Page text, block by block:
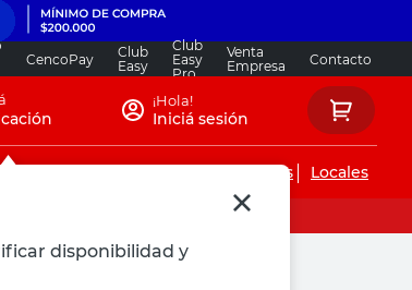
CencoPay
Club
Easy
Club
Easy
Pro
Venta
Empresa
Contacto
disponibilidad y
¡Hola!
Iniciá sesión
Servicios de instalaciones Locales